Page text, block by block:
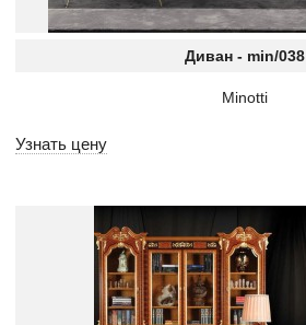
Диван - min/038
Minotti
Узнать цену